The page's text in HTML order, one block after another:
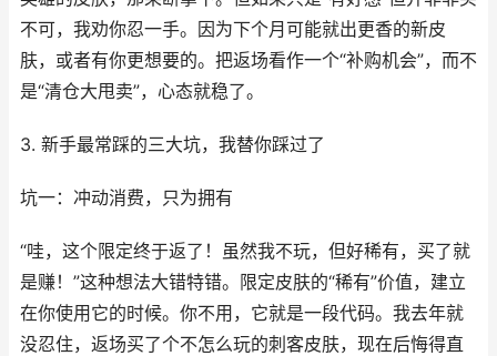
不可，我劝你忍一手。因为下个月可能就出更香的新皮
肤，或者有你更想要的。把返场看作一个“补购机会”，而不
是“清仓大甩卖”，心态就稳了。
3. 新手最常踩的三大坑，我替你踩过了
坑一：冲动消费，只为拥有
“哇，这个限定终于返了！虽然我不玩，但好稀有，买了就
是赚！”这种想法大错特错。限定皮肤的“稀有”价值，建立
在你使用它的时候。你不用，它就是一段代码。我去年就
没忍住，返场买了个不怎么玩的刺客皮肤，现在后悔得直